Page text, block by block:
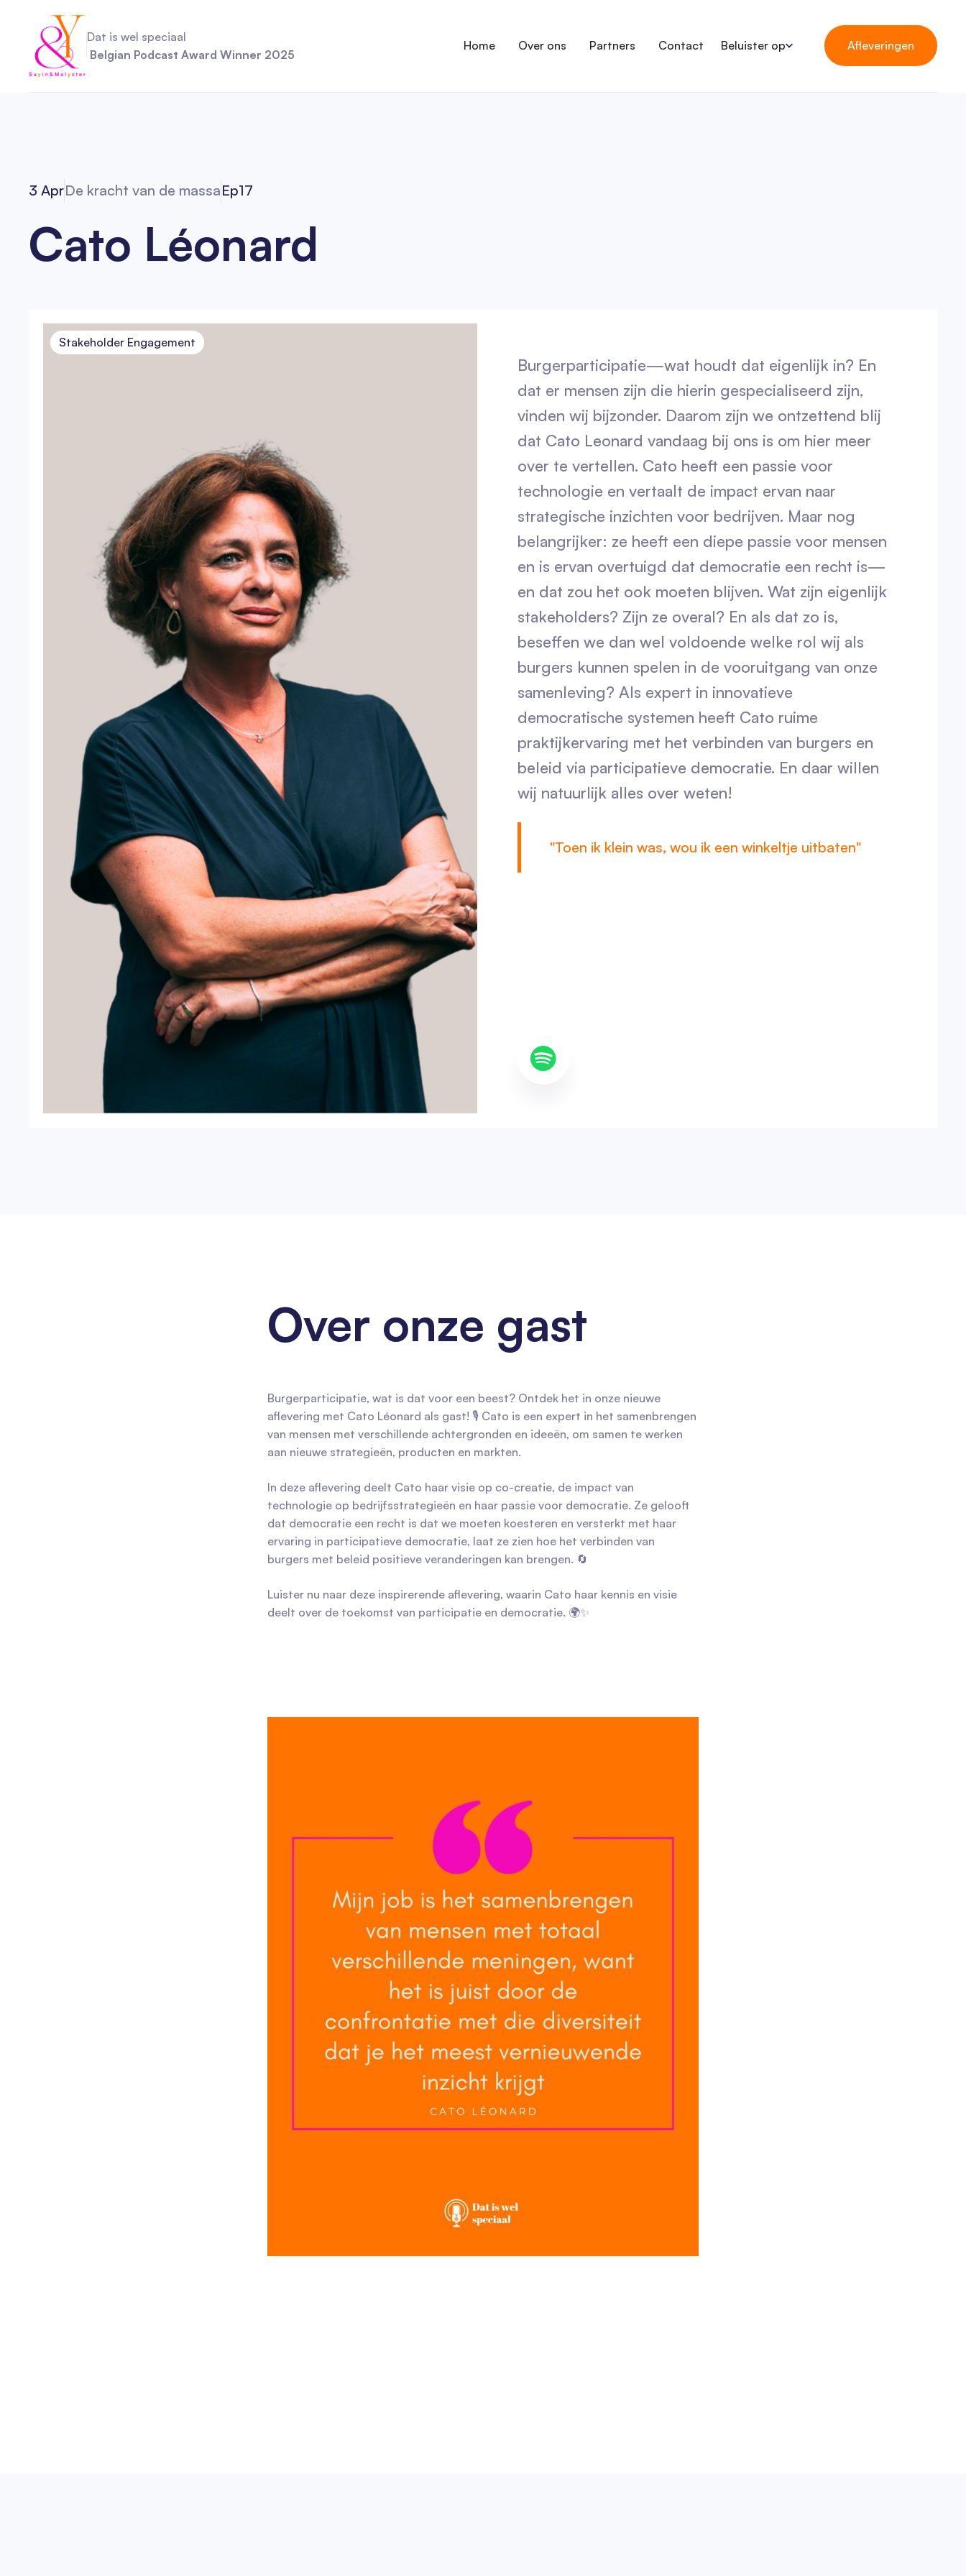
Dat is wel speciaal
Belgian Podcast Award Winner 2025
Home Over ons Partners Contact Beluister op Afleveringen
3 AprDe kracht van de massaEp17
Cato Léonard
Stakeholder Engagement
Burgerparticipatie—wat houdt dat eigenlijk in? En
dat er mensen zijn die hierin gespecialiseerd zijn,
vinden wij bijzonder. Daarom zijn we ontzettend blij
dat Cato Leonard vandaag bij ons is om hier meer
over te vertellen. Cato heeft een passie voor
technologie en vertaalt de impact ervan naar
strategische inzichten voor bedrijven. Maar nog
belangrijker: ze heeft een diepe passie voor mensen
en is ervan overtuigd dat democratie een recht is—
en dat zou het ook moeten blijven. Wat zijn eigenlijk
stakeholders? Zijn ze overal? En als dat zo is,
beseffen we dan wel voldoende welke rol wij als
burgers kunnen spelen in de vooruitgang van onze
samenleving? Als expert in innovatieve
democratische systemen heeft Cato ruime
praktijkervaring met het verbinden van burgers en
beleid via participatieve democratie. En daar willen
wij natuurlijk alles over weten!
"Toen ik klein was, wou ik een winkeltje uitbaten"
Over onze gast
Burgerparticipatie, wat is dat voor een beest? Ontdek het in onze nieuwe
aflevering met Cato Léonard als gast! 🎙️ Cato is een expert in het samenbrengen
van mensen met verschillende achtergronden en ideeën, om samen te werken
aan nieuwe strategieën, producten en markten.
In deze aflevering deelt Cato haar visie op co-creatie, de impact van
technologie op bedrijfsstrategieën en haar passie voor democratie. Ze gelooft
dat democratie een recht is dat we moeten koesteren en versterkt met haar
ervaring in participatieve democratie, laat ze zien hoe het verbinden van
burgers met beleid positieve veranderingen kan brengen. 🔄
Luister nu naar deze inspirerende aflevering, waarin Cato haar kennis en visie
deelt over de toekomst van participatie en democratie. 🌍✨